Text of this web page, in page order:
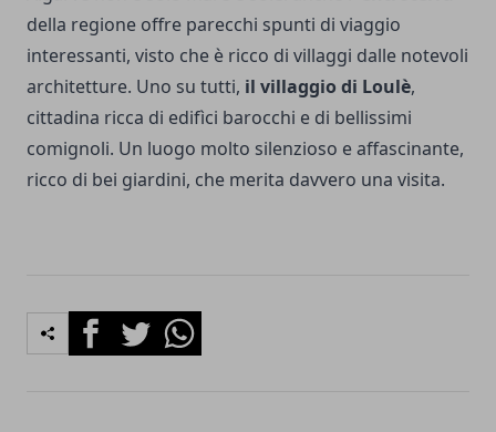
della regione offre parecchi spunti di viaggio
interessanti, visto che è ricco di villaggi dalle notevoli
architetture. Uno su tutti, il villaggio di Loulè,
cittadina ricca di edifìci barocchi e di bellissimi
comignoli. Un luogo molto silenzioso e affascinante,
ricco di bei giardini, che merita davvero una visita.
FacebookTwitterWhatsapp